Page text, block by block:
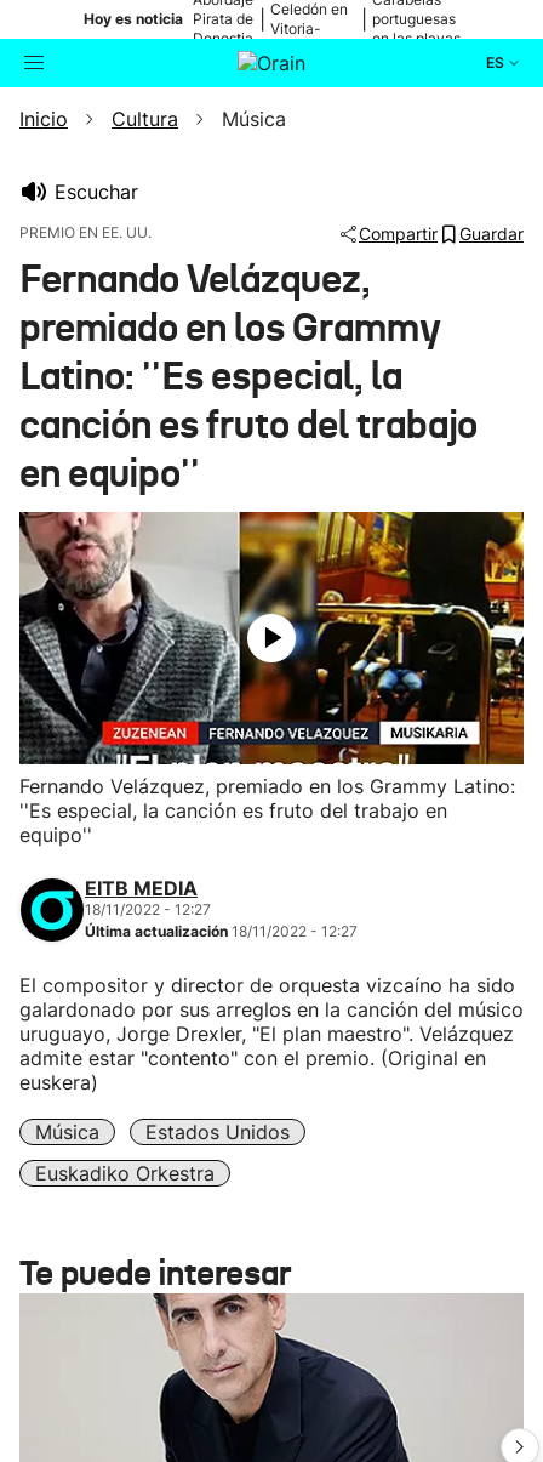
Hoy es noticia Pirata de
Donostia
Celedón en
Vitoria-
portuguesas
en las playas
ES
Buscador Actualidad
Ikusmiran
Eguraldia
Inicio Cultura Música
Escuchar
PREMIO EN EE. UU. Compartir Guardar
Fernando Velázquez,
premiado en los Grammy
Latino: ''Es especial, la
canción es fruto del trabajo
en equipo''
Fernando Velázquez, premiado en los Grammy Latino:
''Es especial, la canción es fruto del trabajo en
equipo''
EITB MEDIA
18/11/2022 - 12:27
Última actualización 18/11/2022 - 12:27
El compositor y director de orquesta vizcaíno ha sido
galardonado por sus arreglos en la canción del músico
uruguayo, Jorge Drexler, "El plan maestro". Velázquez
admite estar "contento" con el premio. (Original en
euskera)
Música
Estados Unidos
Euskadiko Orkestra
Te puede interesar